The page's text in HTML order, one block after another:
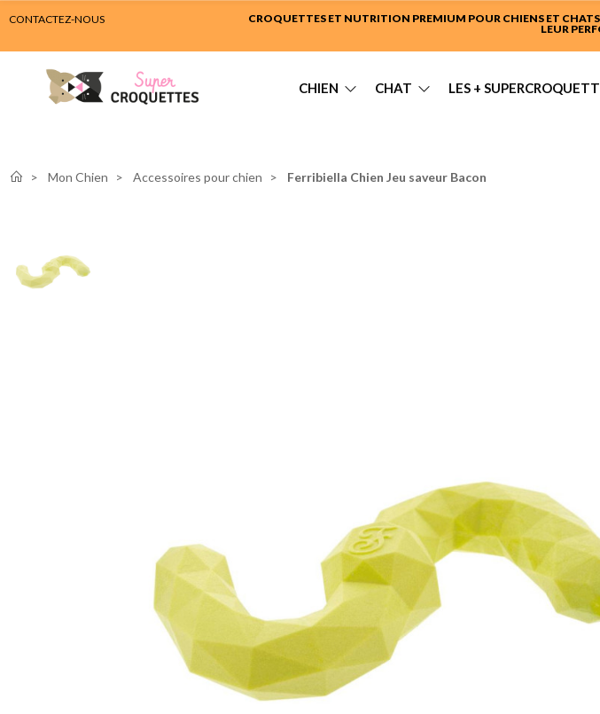
CONTACTEZ-NOUS
CROQUETTES ET NUTRITION PREMIUM POUR CHIENS ET
LEUR
CHIEN CHAT LES +
Mon Chien Accessoires pour chien Ferribiella Chien Jeu saveur Bacon